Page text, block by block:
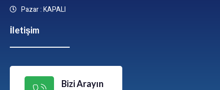
Pazar : KAPALI
İletişim
Bizi Arayın